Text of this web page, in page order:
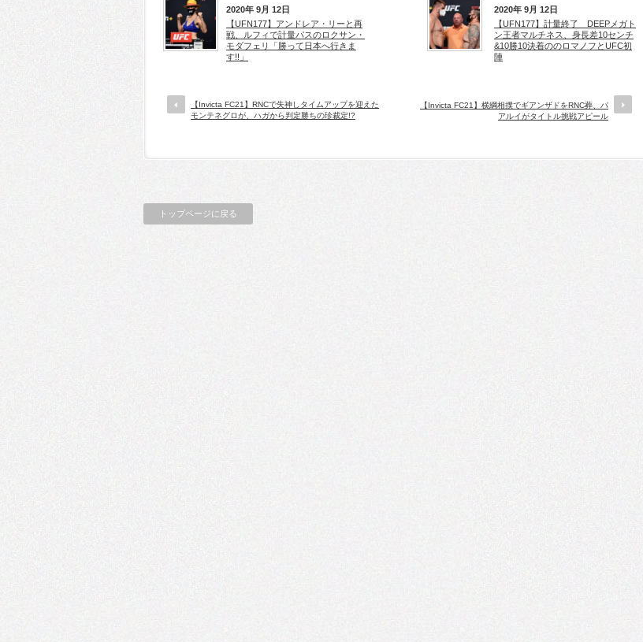
2020年 9月 12日
【UFN177】アンドレア・リーと再
戦、ルフィで計量パスのロクサン・
モダフェリ「勝って日本へ行きま
す!!」
2020年 9月 12日
【UFN177】計量終了 DEEPメガト
ン王者マルチネス、身長差10センチ
&10勝10決着ののロマノフとUFC初
陣
【Invicta FC21】RNCで失神しタイムアップを迎えた
モンテネグロが、ハガから判定勝ちの珍裁定!?
【Invicta FC21】横綱相撲でギアンザドをRNC葬、パ
アルイがタイトル挑戦アピール
トップページに戻る